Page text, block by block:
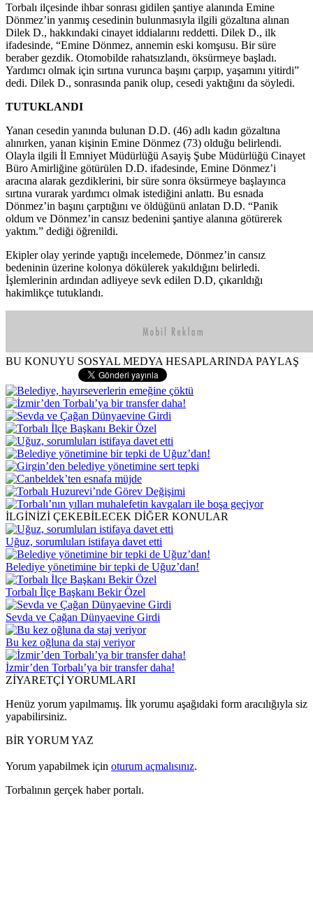
Torbalı ilçesinde ihbar sonrası gidilen şantiye alanında Emine
Dönmez’in yanmış cesedinin bulunmasıyla ilgili gözaltına alınan
Dilek D., hakkındaki cinayet iddialarını reddetti. Dilek D., ilk
ifadesinde, “Emine Dönmez, annemin eski komşusu. Bir süre
beraber gezdik. Otomobilde rahatsızlandı, öksürmeye başladı.
Yardımcı olmak için sırtına vurunca başını çarpıp, yaşamını yitirdi”
dedi. Dilek D., sonrasında panik olup, cesedi yaktığını da söyledi.
TUTUKLANDI
Yanan cesedin yanında bulunan D.D. (46) adlı kadın gözaltına
alınırken, yanan kişinin Emine Dönmez (73) olduğu belirlendi.
Olayla ilgili İl Emniyet Müdürlüğü Asayiş Şube Müdürlüğü Cinayet
Büro Amirliğine götürülen D.D. ifadesinde, Emine Dönmez’i
aracına alarak gezdiklerini, bir süre sonra öksürmeye başlayınca
sırtına vurarak yardımcı olmak istediğini anlattı. Bu esnada
Dönmez’in başını çarptığını ve öldüğünü anlatan D.D. “Panik
oldum ve Dönmez’in cansız bedenini şantiye alanına götürerek
yaktım.” dediği öğrenildi.
Ekipler olay yerinde yaptığı incelemede, Dönmez’in cansız
bedeninin üzerine kolonya dökülerek yakıldığını belirledi.
İşlemlerinin ardından adliyeye sevk edilen D.D, çıkarıldığı
hakimlikçe tutuklandı.
BU KONUYU SOSYAL MEDYA HESAPLARINDA PAYLAŞ
İLGİNİZİ ÇEKEBİLECEK DİĞER KONULAR
Uğuz, sorumluları istifaya davet etti
Belediye yönetimine bir tepki de Uğuz’dan!
Torbalı İlçe Başkanı Bekir Özel
Sevda ve Çağan Dünyaevine Girdi
Bu kez oğluna da staj veriyor
İzmir’den Torbalı’ya bir transfer daha!
ZİYARETÇİ YORUMLARI
Henüz yorum yapılmamış. İlk yorumu aşağıdaki form aracılığıyla siz
yapabilirsiniz.
BİR YORUM YAZ
Yorum yapabilmek için oturum açmalısınız.
Torbalının gerçek haber portalı.